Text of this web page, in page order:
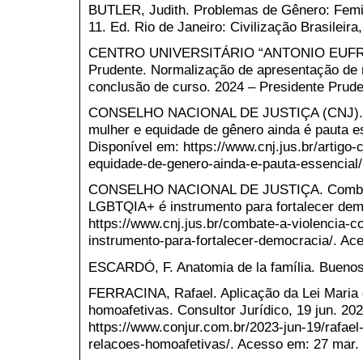
BUTLER, Judith. Problemas de Gênero:
11. Ed. Rio de Janeiro: Civilização
CENTRO UNIVERSITÁRIO “ANTONIO
Prudente. Normalização de apresentação
conclusão de curso. 2024 – Presidente
CONSELHO NACIONAL DE JUSTIÇA
mulher e equidade de gênero ainda é pauta
Disponível em: https://www.cnj.jus.br/artigo-
equidade-de-genero-ainda-e-pauta-
CONSELHO NACIONAL DE JUSTIÇA.
LGBTQIA+ é instrumento para fortalecer
https://www.cnj.jus.br/combate-a-violencia-
instrumento-para-fortalecer-democracia/.
ESCARDÓ, F. Anatomia de la família.
FERRACINA, Rafael. Aplicação da Lei
homoafetivas. Consultor Jurídico, 19 jun.
https://www.conjur.com.br/2023-jun-19/
relacoes-homoafetivas/. Acesso em: 27 mar.